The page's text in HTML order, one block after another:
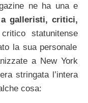
ne ha una e
galleristi, critici,
statunitense
la sua personale
a New York
stringata l’intera
cosa: